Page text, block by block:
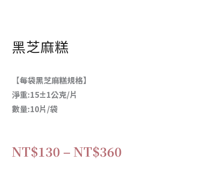
黑芝麻糕
【每袋黑芝麻糕規格】
淨重:15±1公克/片
數量:10片/袋
NT$130 – NT$360